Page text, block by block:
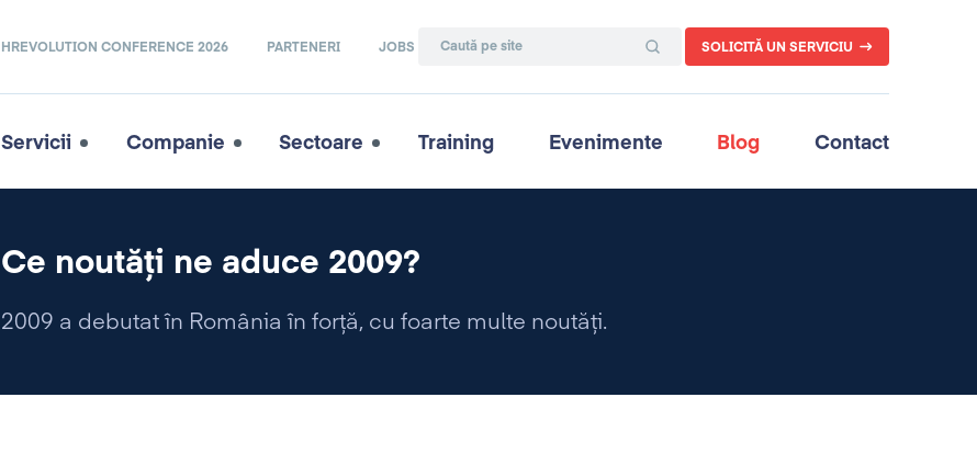
HREVOLUTION CONFERENCE 2026 PARTENERI JOBS SOLICITĂ UN SERVICIU
Servicii Companie Sectoare Training Evenimente Blog Contact
Ce noutăţi ne aduce 2009?
2009 a debutat în România în forţă, cu foarte multe noutăţi.